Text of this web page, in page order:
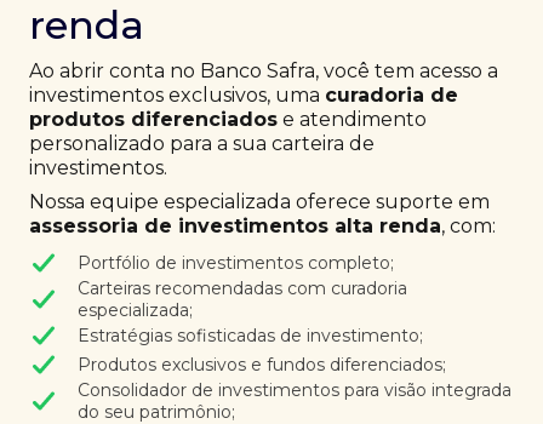
renda
Ao abrir conta no Banco Safra, você tem acesso a
investimentos exclusivos, uma curadoria de
produtos diferenciados e atendimento
personalizado para a sua carteira de
investimentos.
Nossa equipe especializada oferece suporte em
assessoria de investimentos alta renda, com:
Portfólio de investimentos completo;
Carteiras recomendadas com curadoria
especializada;
Estratégias sofisticadas de investimento;
Produtos exclusivos e fundos diferenciados;
Consolidador de investimentos para visão integrada
do seu patrimônio;